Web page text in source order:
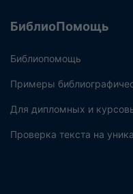
БиблиоПомощь
Библиопомощь
Примеры
Для дипломных и
Проверка текста на